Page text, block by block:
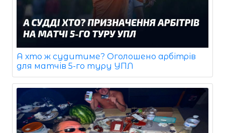
А хто ж судитиме? Оголошено арбітрів
для матчів 5-го туру УПЛ